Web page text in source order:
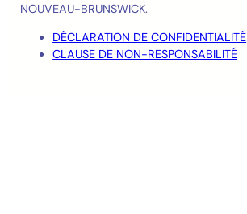
NOUVEAU-BRUNSWICK.
DÉCLARATION DE CONFIDENTIALITÉ
CLAUSE DE NON-RESPONSABILITÉ